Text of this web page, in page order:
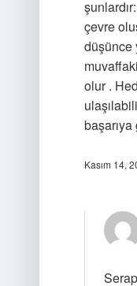
çevre
düşünce
olur .
Kasım 14,